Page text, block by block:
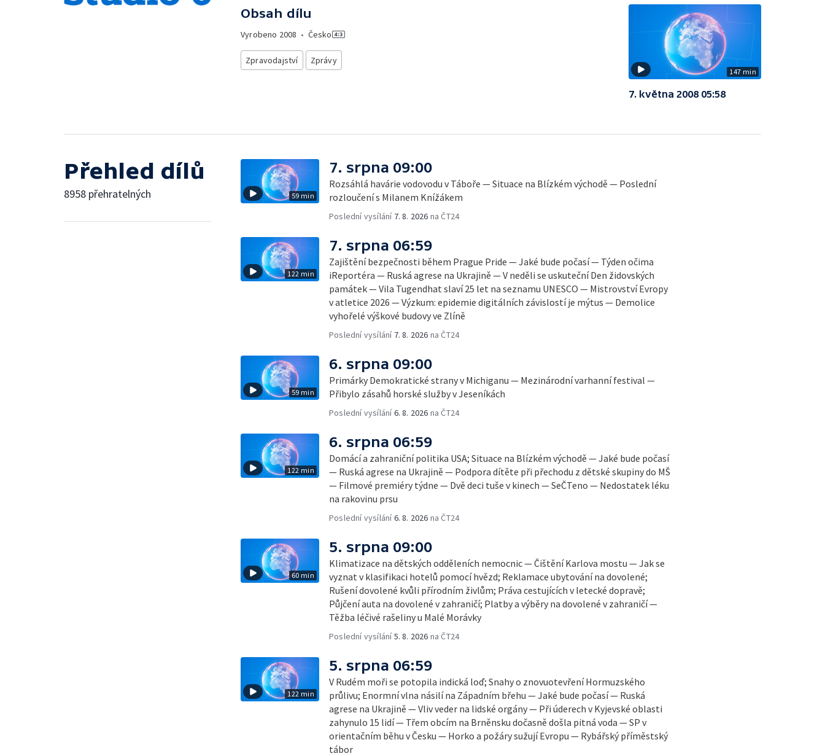
Obsah dílu
Vyrobeno 2008 • Česko
Zpravodajství Zprávy
147 min
7. května 2008 05:58
Přehled dílů
8958 přehratelných 59 min
7. srpna 09:00
Rozsáhlá havárie vodovodu v Táboře — Situace na Blízkém východě — Poslední
rozloučení s Milanem Knížákem
Poslední vysílání 7. 8. 2026 na ČT24
122 min
7. srpna 06:59
Zajištění bezpečnosti během Prague Pride — Jaké bude počasí — Týden očima
iReportéra — Ruská agrese na Ukrajině — V neděli se uskuteční Den židovských
památek — Vila Tugendhat slaví 25 let na seznamu UNESCO — Mistrovství Evropy
v atletice 2026 — Výzkum: epidemie digitálních závislostí je mýtus — Demolice
vyhořelé výškové budovy ve Zlíně
Poslední vysílání 7. 8. 2026 na ČT24
59 min
6. srpna 09:00
Primárky Demokratické strany v Michiganu — Mezinárodní varhanní festival —
Přibylo zásahů horské služby v Jeseníkách
Poslední vysílání6. 8. 2026 na ČT24
122 min
6. srpna 06:59
Domácí a zahraniční politika USA; Situace na Blízkém východě — Jaké bude počasí
— Ruská agrese na Ukrajině — Podpora dítěte při přechodu z dětské skupiny do MŠ
— Filmové premiéry týdne — Dvě deci tuše v kinech — SeČTeno — Nedostatek léku
na rakovinu prsu
Poslední vysílání6. 8. 2026 na ČT24
60 min
5. srpna 09:00
Klimatizace na dětských odděleních nemocnic — Čištění Karlova mostu — Jak se
vyznat v klasifikaci hotelů pomocí hvězd; Reklamace ubytování na dovolené;
Rušení dovolené kvůli přírodním živlům; Práva cestujících v letecké dopravě;
Půjčení auta na dovolené v zahraničí; Platby a výběry na dovolené v zahraničí —
Těžba léčivé rašeliny u Malé Morávky
Poslední vysílání5. 8. 2026 na ČT24
122 min
5. srpna 06:59
V Rudém moři se potopila indická loď; Snahy o znovuotevření Hormuzského
průlivu; Enormní vlna násilí na Západním břehu — Jaké bude počasí — Ruská
agrese na Ukrajině — Vliv veder na lidské orgány — Při úderech v Kyjevské oblasti
zahynulo 15 lidí — Třem obcím na Brněnsku dočasně došla pitná voda — SP v
orientačním běhu v Česku — Horko a požáry sužují Evropu — Rybářský příměstský
tábor